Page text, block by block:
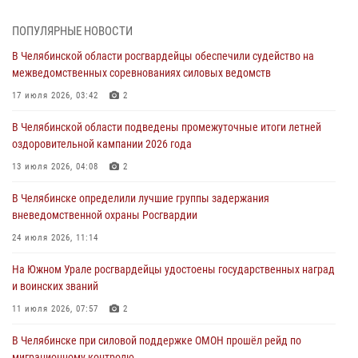
На Южном Урале спецназ Росгвардии провел военно-полевые
Росгвардейцы задержали трёх магазинных воров в Челябинске
На Южном Урале сотрудники Росгвардии задержали
подозреваемого в совершении убийства
В Челябинской области росгвардейцами по горячим следам
задержан подозреваемый в грабеже
ПОПУЛЯРНЫЕ НОВОСТИ
В Челябинской области росгвардейцы обеспечили судейство на
межведомственных соревнованиях силовых ведомств
17 июля 2026, 03:42 2
В Челябинской области подведены промежуточные итоги летней
оздоровительной кампании 2026 года
13 июля 2026, 04:08 2
В Челябинске определили лучшие группы задержания
вневедомственной охраны Росгвардии
24 июля 2026, 11:14
На Южном Урале росгвардейцы удостоены государственных наград
и воинских званий
11 июля 2026, 07:57 2
В Челябинске при силовой поддержке ОМОН прошёл рейд по